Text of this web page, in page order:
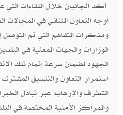
أكد الجانبان خلال اللقاءات
أوجه التعاون الثنائي في المجالات
ومذكرات التفاهم التي تم التوصل
الوزارات والجهات المعنية في
الجهود لضمان سرعة إتمام تلك
استمرار التعاون والتنسيق
التطرف والإرهاب، عبر تبادل
والمراكز الأمنية المختصة في